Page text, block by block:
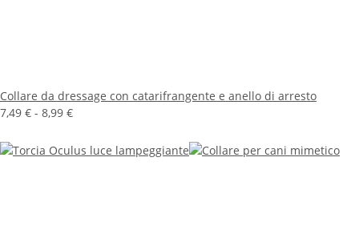
Collare da dressage con catarifrangente e anello di arresto
7,49 € - 8,99 €